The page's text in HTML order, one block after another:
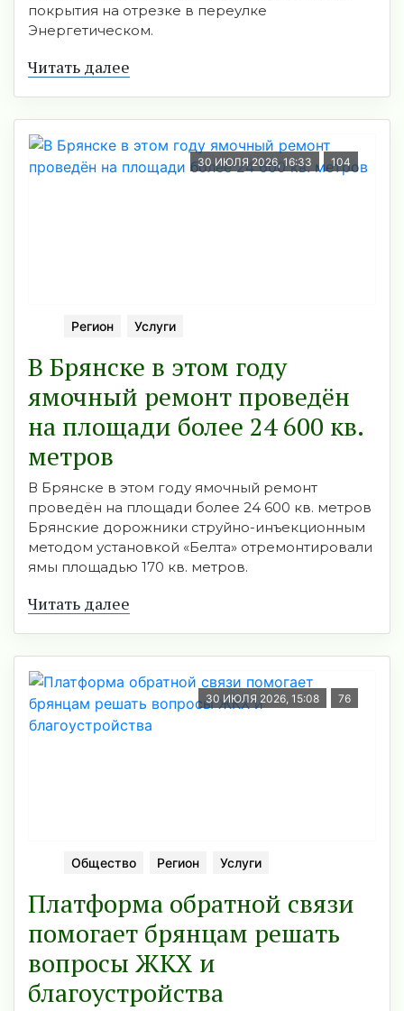
покрытия на отрезке в переулке
Энергетическом.
Читать далее
30 ИЮЛЯ 2026, 16:33 104
Регион Услуги
В Брянске в этом году
ямочный ремонт проведён
на площади более 24 600 кв.
метров
В Брянске в этом году ямочный ремонт
проведён на площади более 24 600 кв. метров
Брянские дорожники струйно-инъекционным
методом установкой «Белта» отремонтировали
ямы площадью 170 кв. метров.
Читать далее
30 ИЮЛЯ 2026, 15:08 76
Общество Регион Услуги
Платформа обратной связи
помогает брянцам решать
вопросы ЖКХ и
благоустройства